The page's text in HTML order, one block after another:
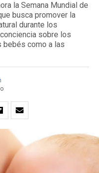
la Semana Mundial de
busca promover la
durante los
sobre los
bebés como a las